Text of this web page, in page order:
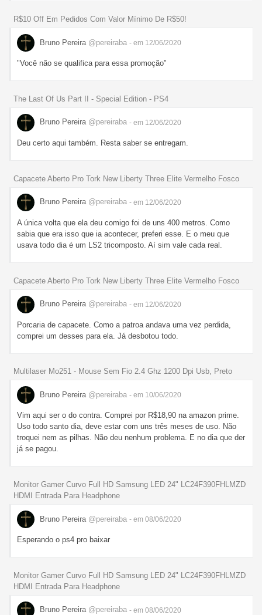
R$10 Off Em Pedidos Com Valor Mínimo De R$50!
Bruno Pereira @pereiraba - em 12/06/2020
"Você não se qualifica para essa promoção"
The Last Of Us Part II - Special Edition - PS4
Bruno Pereira @pereiraba - em 12/06/2020
Deu certo aqui também. Resta saber se entregam.
Capacete Aberto Pro Tork New Liberty Three Elite Vermelho Fosco
Bruno Pereira @pereiraba - em 12/06/2020
A única volta que ela deu comigo foi de uns 400 metros. Como
sabia que era isso que ia acontecer, preferi esse. E o meu que
usava todo dia é um LS2 tricomposto. Aí sim vale cada real.
Capacete Aberto Pro Tork New Liberty Three Elite Vermelho Fosco
Bruno Pereira @pereiraba - em 12/06/2020
Porcaria de capacete. Como a patroa andava uma vez perdida,
comprei um desses para ela. Já desbotou todo.
Multilaser Mo251 - Mouse Sem Fio 2.4 Ghz 1200 Dpi Usb, Preto
Bruno Pereira @pereiraba - em 10/06/2020
Vim aqui ser o do contra. Comprei por R$18,90 na amazon prime.
Uso todo santo dia, deve estar com uns três meses de uso. Não
troquei nem as pilhas. Não deu nenhum problema. E no dia que der
já se pagou.
Monitor Gamer Curvo Full HD Samsung LED 24" LC24F390FHLMZD
HDMI Entrada Para Headphone
Bruno Pereira @pereiraba - em 08/06/2020
Esperando o ps4 pro baixar
Monitor Gamer Curvo Full HD Samsung LED 24" LC24F390FHLMZD
HDMI Entrada Para Headphone
Bruno Pereira @pereiraba - em 08/06/2020